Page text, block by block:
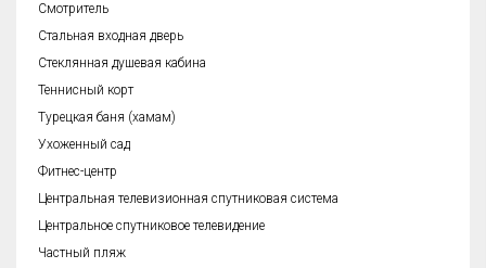
Смотритель
Стальная входная дверь
Стеклянная душевая кабина
Теннисный корт
Турецкая баня (хамам)
Ухоженный сад
Фитнес-центр
Центральная телевизионная спутниковая система
Центральное спутниковое телевидение
Частный пляж